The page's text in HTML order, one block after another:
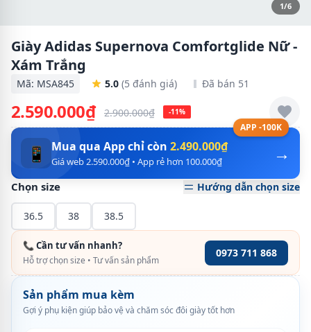
1/6
Giày Adidas Supernova Comfortglide Nữ -
Xám Trắng
Mã: MSA845 5.0 (5 đánh giá) Đã bán 51
2.590.000₫ 2.900.000₫ -11%
APP -100K
→
📱 Mua qua App chỉ còn 2.490.000₫
Giá web 2.590.000₫ • App rẻ hơn 100.000₫
Chọn size Hướng dẫn chọn size
36.5 38 38.5
📞 Cần tư vấn nhanh?
Hỗ trợ chọn size • Tư vấn sản phẩm
0973 711 868
Sản phẩm mua kèm
Gợi ý phụ kiện giúp bảo vệ và chăm sóc đôi giày tốt hơn